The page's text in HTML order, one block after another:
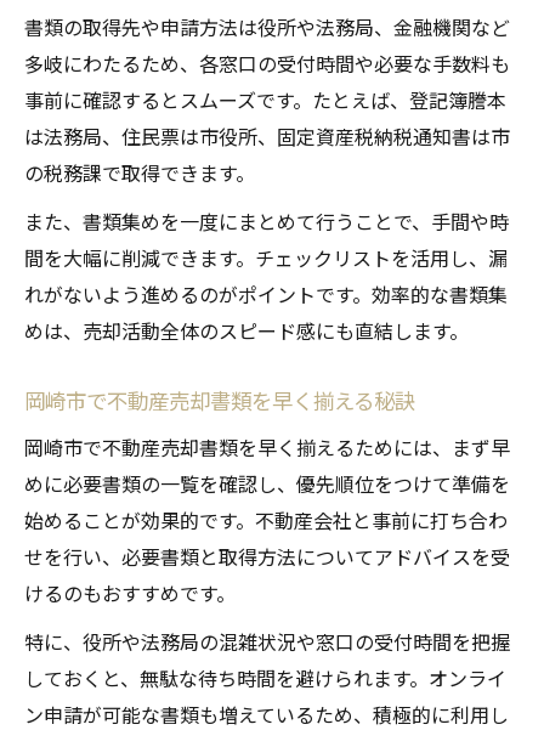
書類の取得先や申請方法は役所や法務局、金融機関など
多岐にわたるため、各窓口の受付時間や必要な手数料も
事前に確認するとスムーズです。たとえば、登記簿謄本
は法務局、住民票は市役所、固定資産税納税通知書は市
の税務課で取得できます。
また、書類集めを一度にまとめて行うことで、手間や時
間を大幅に削減できます。チェックリストを活用し、漏
れがないよう進めるのがポイントです。効率的な書類集
めは、売却活動全体のスピード感にも直結します。
岡崎市で不動産売却書類を早く揃える秘訣
岡崎市で不動産売却書類を早く揃えるためには、まず早
めに必要書類の一覧を確認し、優先順位をつけて準備を
始めることが効果的です。不動産会社と事前に打ち合わ
せを行い、必要書類と取得方法についてアドバイスを受
けるのもおすすめです。
特に、役所や法務局の混雑状況や窓口の受付時間を把握
しておくと、無駄な待ち時間を避けられます。オンライ
ン申請が可能な書類も増えているため、積極的に利用し